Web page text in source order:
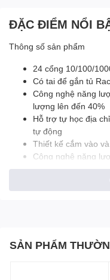
ĐẶC ĐIỂM NỔI
Thông số sản phẩm
24 cổng 10/100/
Có tai để gắn tủ
Công nghệ năng
lượng lên đến 40%
Hỗ trợ tự học địa
tự động
Thiết kế cắm vào
Công nghệ năng
năng lên tới 40%
SẢN PHẨM